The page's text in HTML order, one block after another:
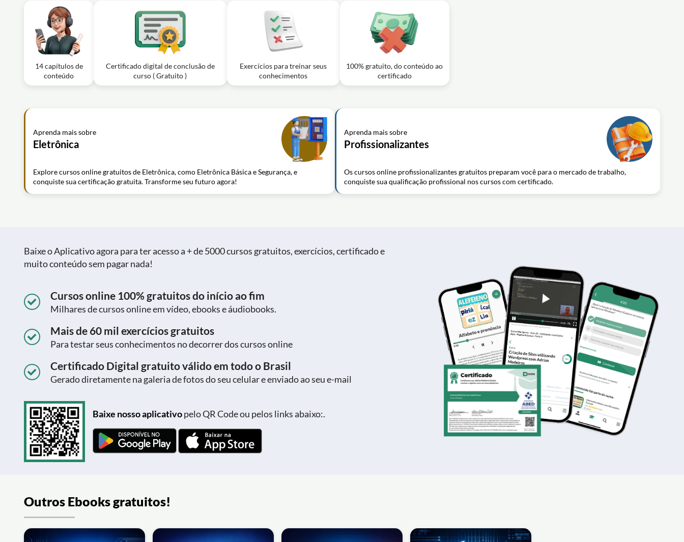
14 capítulos de
conteúdo
Certificado digital de conclusão de
curso ( Gratuito )
Exercícios para treinar seus
conhecimentos
100% gratuito, do conteúdo ao
certificado
Aprenda mais sobre
Eletrônica
Explore cursos online gratuitos de Eletrônica, como Eletrônica Básica e Segurança, e
conquiste sua certificação gratuita. Transforme seu futuro agora!
Aprenda mais sobre
Profissionalizantes
Os cursos online profissionalizantes gratuitos preparam você para o mercado de trabalho,
conquiste sua qualificação profissional nos cursos com certificado.
Baixe o Aplicativo agora para ter acesso a + de 5000 cursos gratuitos, exercícios, certificado e
muito conteúdo sem pagar nada!
Cursos online 100% gratuitos do início ao fim
Milhares de cursos online em vídeo, ebooks e áudiobooks.
Mais de 60 mil exercícios gratuitos
Para testar seus conhecimentos no decorrer dos cursos online
Certificado Digital gratuito válido em todo o Brasil
Gerado diretamente na galeria de fotos do seu celular e enviado ao seu e-mail
Baixe nosso aplicativopelo QR Code ou pelos links abaixo:.
Outros Ebooks gratuitos!